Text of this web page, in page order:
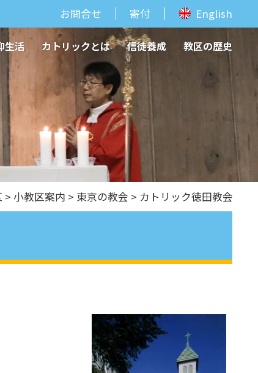
お問合せ 寄付 English
生活 カトリックとは 信徒養成 教区の歴史
> ⼩教区案内 > 東京の教会 > カトリック徳田教会